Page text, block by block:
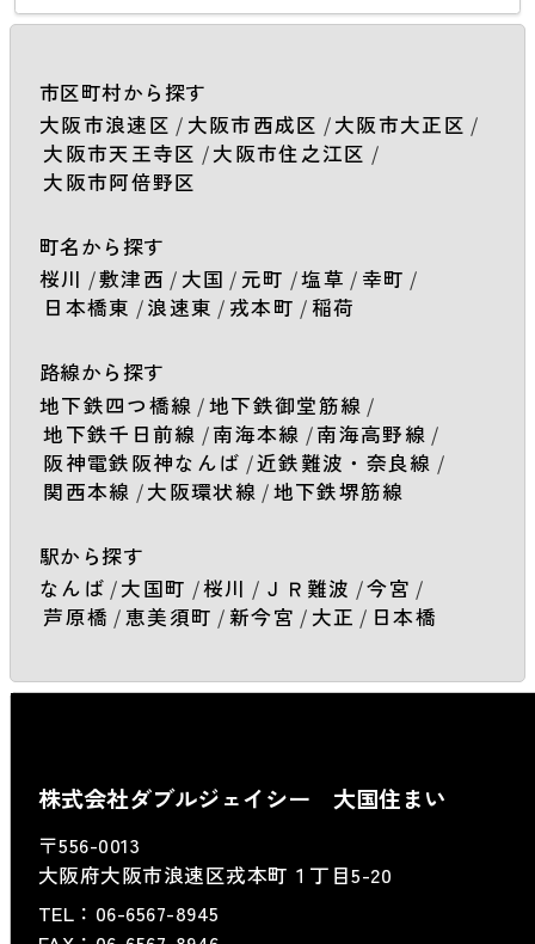
市区町村から探す
大阪市浪速区 / 大阪市西成区 /大阪市大正区 /
大阪市天王寺区 /大阪市住之江区 /
大阪市阿倍野区
町名から探す
桜川 /敷津西 / 大国 / 元町 /塩草 / 幸町 /
日本橋東 /浪速東 / 戎本町 /稲荷
路線から探す
地下鉄四つ橋線 /地下鉄御堂筋線 /
地下鉄千日前線 /南海本線 /南海高野線 /
阪神電鉄阪神なんば /近鉄難波・奈良線 /
関西本線 /大阪環状線 /地下鉄堺筋線
駅から探す
なんば /大国町 /桜川 / ＪＲ難波 /今宮 /
芦原橋 /恵美須町 /新今宮 / 大正 / 日本橋
株式会社ダブルジェイシー 大国住まい
〒556-0013
大阪府大阪市浪速区戎本町１丁目5-20
TEL： 06-6567-8945